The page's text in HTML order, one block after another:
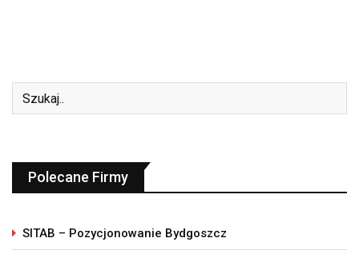
Polecane Firmy
SITAB – Pozycjonowanie Bydgoszcz